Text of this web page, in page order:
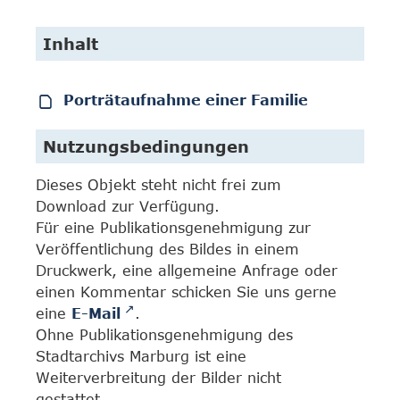
Inhalt
Porträtaufnahme einer Familie
Nutzungsbedingungen
Dieses Objekt steht nicht frei zum
Download zur Verfügung.
Für eine Publikationsgenehmigung zur
Veröffentlichung des Bildes in einem
Druckwerk, eine allgemeine Anfrage oder
einen Kommentar schicken Sie uns gerne
eine E-Mail
.
Ohne Publikationsgenehmigung des
Stadtarchivs Marburg ist eine
Weiterverbreitung der Bilder nicht